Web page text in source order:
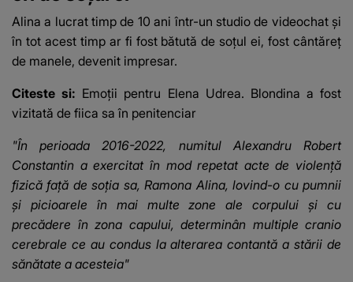
Alina a lucrat timp de 10 ani într-un studio de videochat și
în tot acest timp ar fi fost bătută de soțul ei, fost cântăreț
de manele, devenit impresar.
Citeste si: Emoții pentru Elena Udrea. Blondina a fost
vizitată de fiica sa în penitenciar
"În perioada 2016-2022, numitul Alexandru Robert
Constantin a exercitat în mod repetat acte de violență
fizică față de soția sa, Ramona Alina, lovind-o cu pumnii
și picioarele în mai multe zone ale corpului și cu
precădere în zona capului, determinân multiple cranio
cerebrale ce au condus la alterarea contantă a stării de
sănătate a acesteia"